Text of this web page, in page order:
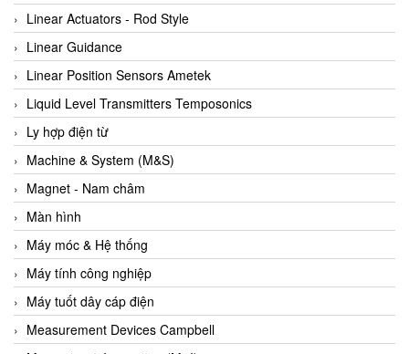
Avproglobal
Axiomtek
AZBIL
B&C Electronics
B&R
Babcok wilcox
Baelz Automatic Vietnam
Bahr Modultechnik Vietnam
Balluff
BamBo Vietnam
Barel Vietnam
Barksdale
Linear Actuators - Rod Style
Linear Guidance
Linear Position Sensors Ametek
Liquid Level Transmitters Temposonics
Ly hợp điện từ
Machine & System (M&S)
Magnet - Nam châm
Màn hình
Máy móc & Hệ thống
Máy tính công nghiệp
Máy tuốt dây cáp điện
Measurement Devices Campbell